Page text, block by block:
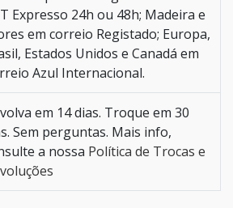
Expresso 24h ou 48h; Madeira e
em correio Registado; Europa,
Estados Unidos e Canadá em
Azul Internacional.
em 14 dias. Troque em 30
Sem perguntas. Mais info,
a nossa Política de Trocas e